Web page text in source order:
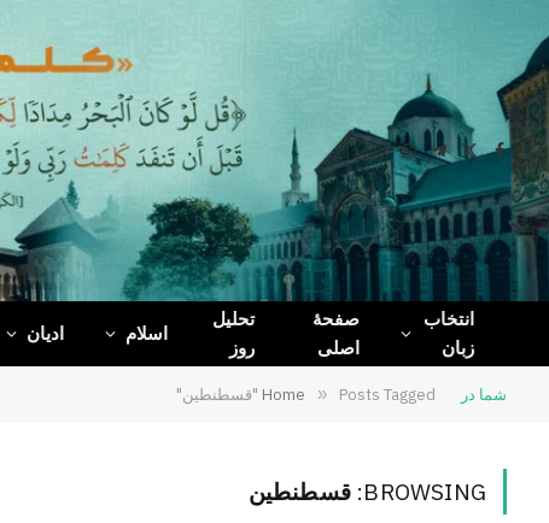
Facebook
X
(Twitter)
Telegram
WhatsApp
انتخاب
زبان
صفحۀ
اصلی
تحلیل
روز
اسلام ادیان
شما در Home » Posts Tagged "قسطنطین"
BROWSING: قسطنطین